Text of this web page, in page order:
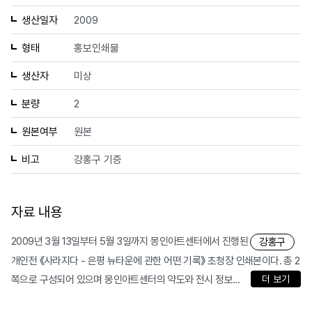
생산일자 2009
형태 홍보인쇄물
생산자 미상
분량 2
원본여부 원본
비고 강홍구 기증
자료 내용
2009년 3월 13일부터 5월 3일까지 몽인아트센터에서 진행된
강홍구
개인전 《사라지다 - 은평 뉴타운에 관한 어떤 기록》 초청장 인쇄본이다. 총 2
쪽으로 구성되어 있으며 몽인아트센터의 약도와 전시 정보...
더 보기